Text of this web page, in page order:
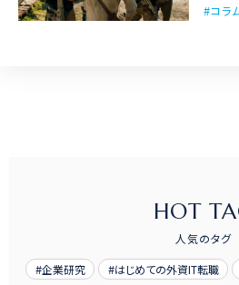
コラ
HOT
人気のタグ
企業研究 はじめての外資IT転職